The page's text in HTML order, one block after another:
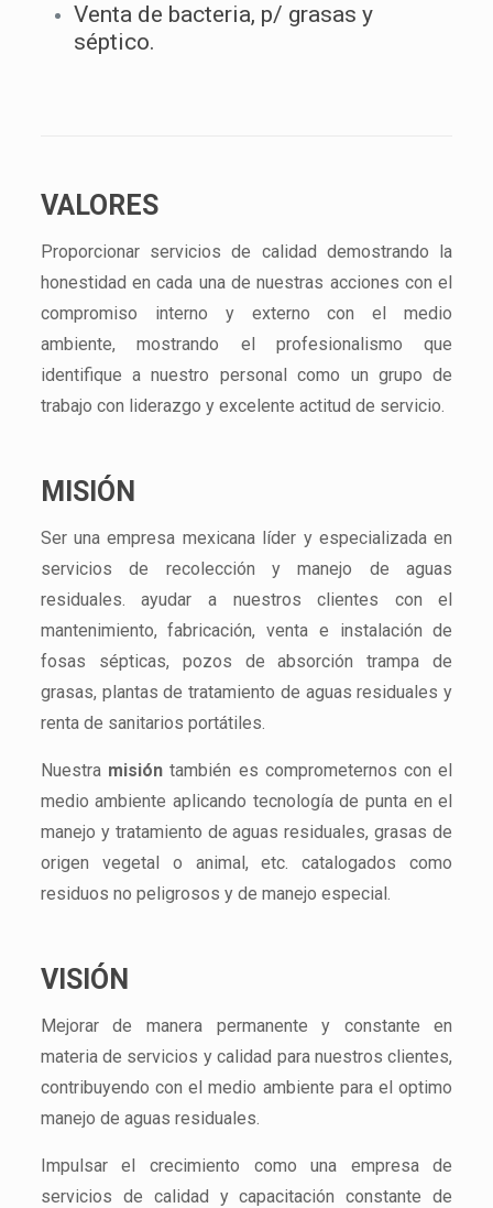
Venta de bacteria, p/ grasas y
séptico.
VALORES
Proporcionar servicios de calidad demostrando la
honestidad en cada una de nuestras acciones con el
compromiso interno y externo con el medio
ambiente, mostrando el profesionalismo que
identifique a nuestro personal como un grupo de
trabajo con liderazgo y excelente actitud de servicio.
MISIÓN
Ser una empresa mexicana líder y especializada en
servicios de recolección y manejo de aguas
residuales. ayudar a nuestros clientes con el
mantenimiento, fabricación, venta e instalación de
fosas sépticas, pozos de absorción trampa de
grasas, plantas de tratamiento de aguas residuales y
renta de sanitarios portátiles.
Nuestra misióntambién es comprometernos con el
medio ambiente aplicando tecnología de punta en el
manejo y tratamiento de aguas residuales, grasas de
origen vegetal o animal, etc. catalogados como
residuos no peligrosos y de manejo especial.
VISIÓN
Mejorar de manera permanente y constante en
materia de servicios y calidad para nuestros clientes,
contribuyendo con el medio ambiente para el optimo
manejo de aguas residuales.
Impulsar el crecimiento como una empresa de
servicios de calidad y capacitación constante de